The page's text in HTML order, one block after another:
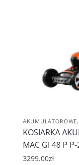
AKUMULATOROWE
KOSIARKA
MAC GI 48 P
3299.00zł